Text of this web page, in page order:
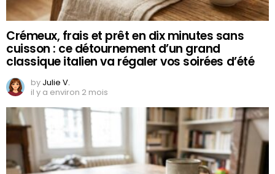
Crémeux, frais et prêt en dix minutes sans
cuisson : ce détournement d’un grand
classique italien va régaler vos soirées d’été
by Julie V.
il y a environ 2 mois